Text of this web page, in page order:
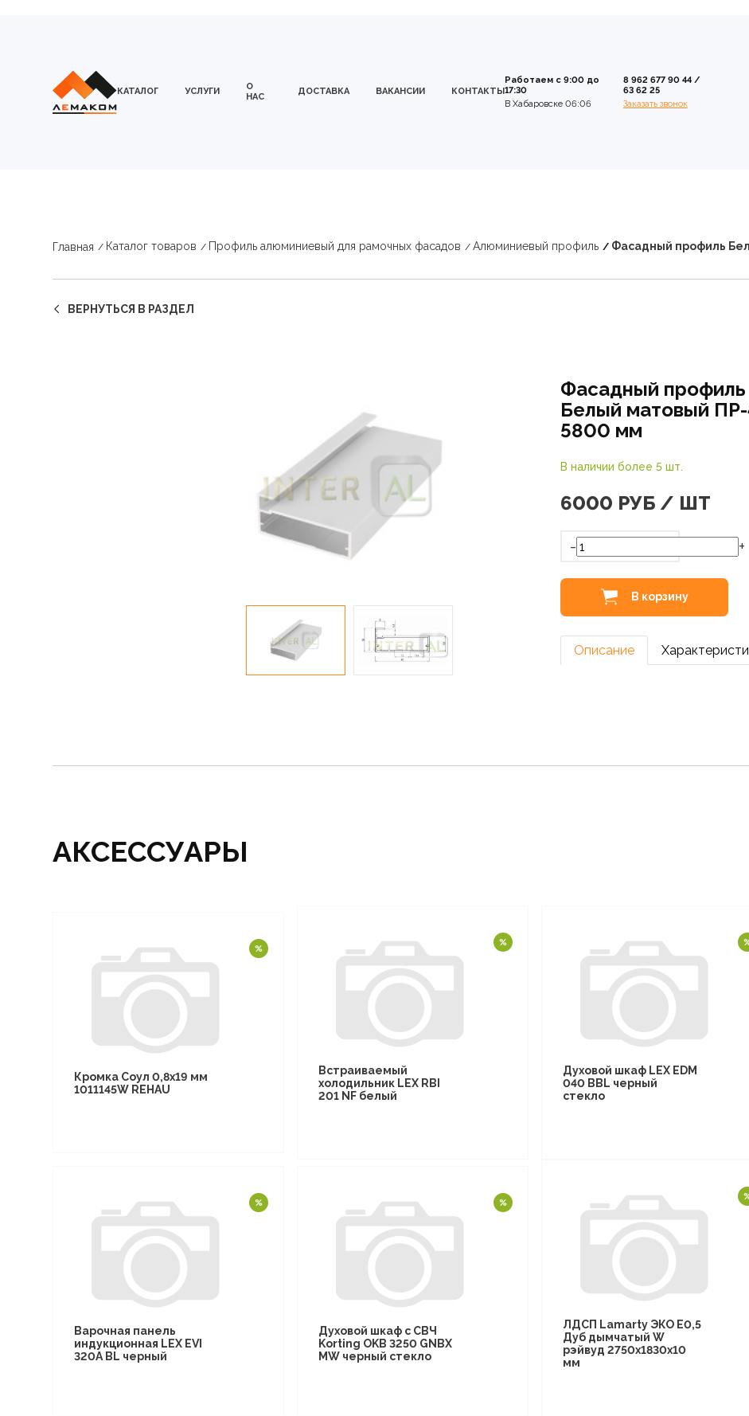
КАТАЛОГ УСЛУГИ
О
НАС
ДОСТАВКА ВАКАНСИИ КОНТАКТЫ
Работаем с 9:00 до
17:30
В Хабаровске 06:06
8 962 677 90 44/
63 62 25
Заказать звонок
Главная Каталог товаров Профиль алюминиевый для рамочных фасадов Алюминиевый профиль Фасадный профиль
ВЕРНУТЬСЯ В РАЗДЕЛ
Фасадный профиль
Белый матовый
5800 мм
В наличии более 5 шт.
6000 РУБ / ШТ
- +
В корзину
Описание
АКСЕССУАРЫ
Кромка Соул 0,8х19 мм
1011145W REHAU
Встраиваемый
холодильник LEX RBI
201 NF белый
Духовой шкаф LEX EDM
040 BBL черный
стекло
Варочная панель
индукционная LEX EVI
320A BL черный
Духовой шкаф с СВЧ
Korting OKB 3250 GNBX
MW черный стекло
ЛДСП Lamarty ЭКО E0,5
Дуб дымчатый W
рэйвуд 2750х1830х10
мм